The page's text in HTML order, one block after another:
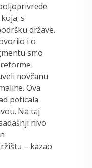
s
države.
i o
smo
novčanu
Ova
poticala
Na taj
nivo
– kazao